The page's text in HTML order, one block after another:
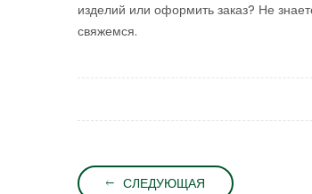
изделий или оформить заказ? Не
свяжемся.
СЛЕДУЮЩАЯ